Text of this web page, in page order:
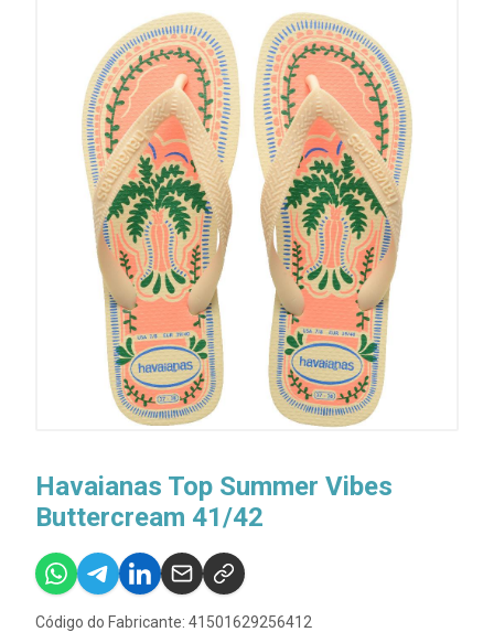
Havaianas Top Summer Vibes
Buttercream 41/42
Código do Fabricante: 41501629256412